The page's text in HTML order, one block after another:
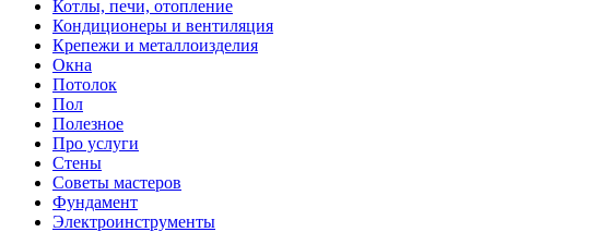
Котлы, печи, отопление
Кондиционеры и вентиляция
Крепежи и металлоизделия
Окна
Потолок
Пол
Полезное
Про услуги
Стены
Советы мастеров
Фундамент
Электроинструменты